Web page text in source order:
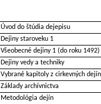
Úvod do štúdia dejepisu
Dejiny staroveku 1
Všeobecné dejiny 1 (do roku 1492)
Dejiny vedy a techniky
Vybrané kapitoly z cirkevných dejín
Základy archívnictva
Metodológia dejín